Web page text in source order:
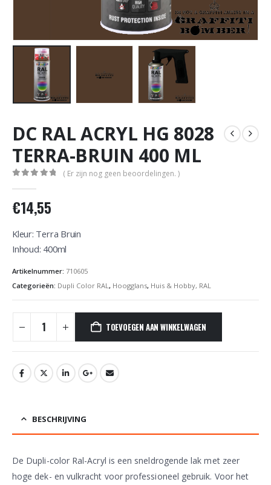
DC RAL ACRYL HG 8028
TERRA-BRUIN 400 ML
( Er zijn nog geen beoordelingen. )
€14,55
Kleur: Terra Bruin
Inhoud: 400ml
Artikelnummer: 710605
Categorieën: Dupli Color RAL , Hoogglans, Huis & Hobby, RAL
TOEVOEGEN AAN WINKELWAGEN
BESCHRIJVING
De Dupli-color Ral-Acryl is een sneldrogende lak met zeer
hoge dek- en vulkracht voor professioneel gebruik. Voor het